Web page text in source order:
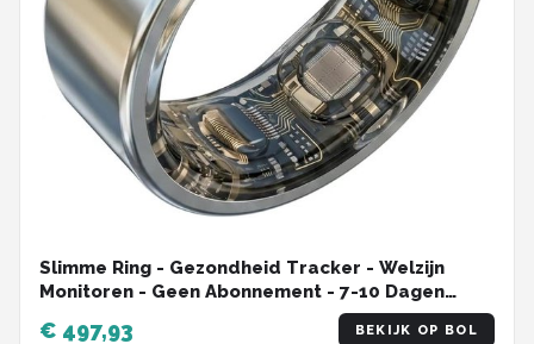
Slimme Ring - Gezondheid Tracker - Welzijn
Monitoren - Geen Abonnement - 7-10 Dagen
€ 497,93 BEKIJK OP BOL